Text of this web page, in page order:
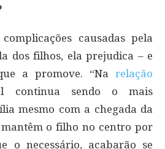
causadas pela
dos filhos, ela prejudica – e
a promove. “Na relação
continua sendo o mais
mesmo com a chegada da
mantêm o filho no centro por
o necessário, acabarão se